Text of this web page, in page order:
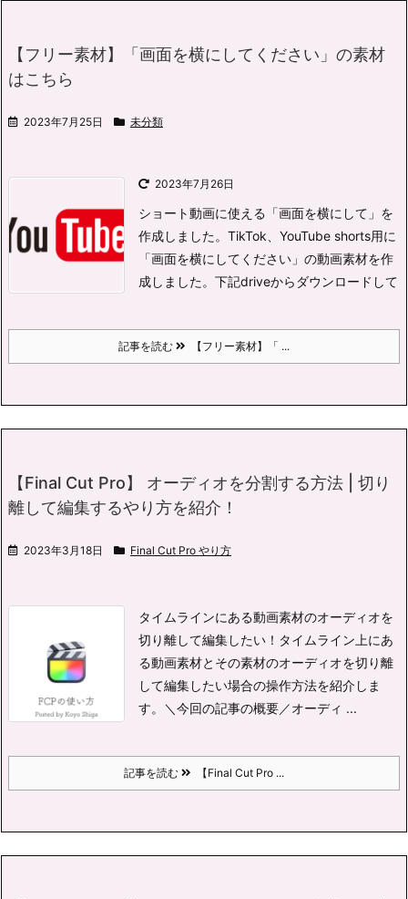
【フリー素材】「画面を横にしてください」の素材
はこちら
2023年7月25日 未分類
2023年7月26日
ショート動画に使える「画面を横にして」を
作成しました。 TikTok、YouTube shorts用に
「画面を横にしてください」の動画素材を作
成しました。 下記driveからダウンロードして
記事を読む 【フリー素材】「 ...
【Final Cut Pro】 オーディオを分割する方法 | 切り
離して編集するやり方を紹介！
2023年3月18日 Final Cut Pro やり方
タイムラインにある動画素材のオーディオを
切り離して編集したい！ タイムライン上にあ
る動画素材とその素材のオーディオを切り離
して編集したい場合の操作方法を紹介しま
す。
＼今回の記事の概要／オーディ ...
記事を読む 【Final Cut Pro ...